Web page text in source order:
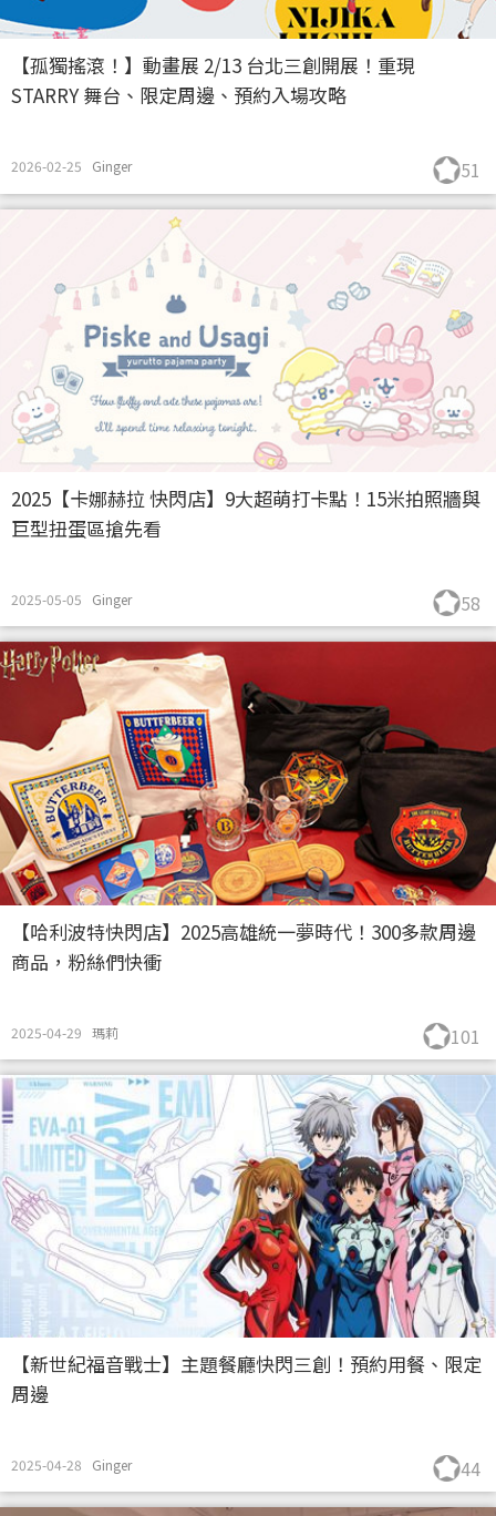
【孤獨搖滾！】動畫展 2/13 台北三創開展！重現
STARRY 舞台、限定周邊、預約入場攻略
2026-02-25 Ginger 51
2025【卡娜赫拉 快閃店】9大超萌打卡點！15米拍照牆與
巨型扭蛋區搶先看
2025-05-05 Ginger 58
【哈利波特快閃店】2025高雄統一夢時代！300多款周邊
商品，粉絲們快衝
2025-04-29 瑪莉 101
【新世紀福音戰士】主題餐廳快閃三創！預約用餐、限定
周邊
2025-04-28 Ginger 44